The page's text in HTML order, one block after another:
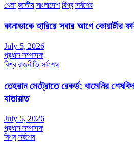
খেলা জাতীয় বাংলাদেশ বিশ্ব সর্বশেষ
কানাডাকে হারিয়ে সবার আগে কোয়ার্টার
July 5, 2026
প্রধান সম্পাদক
বিশ্ব রাজনীতি সর্বশেষ
তেহরান মেট্রোতে রেকর্ড: খামেনির
যাতায়াত
July 5, 2026
প্রধান সম্পাদক
বিশ্ব সর্বশেষ